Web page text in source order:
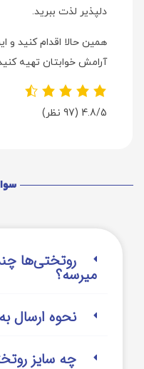
دلپذیر لذت ببرید.
همین حالا اقدام کنید و
آرامش خوابتان تهیه
4.8/5 (97 نظر)
روتختی‌‌ها
میرسه؟
نحوه ارسال
چه سایز